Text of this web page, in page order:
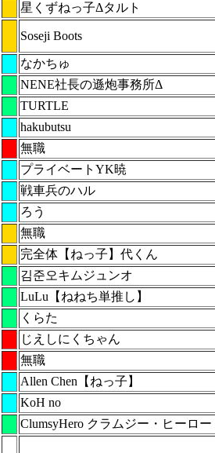
星くずねっ子Δタルト
Soseji Boots
なかちゅ
NENE社長の遜炮事務所Δ
TURTLE
hakubutsu
無職
プライベートYK暁
戦車兵のハル
ろう
無職
完全体【ねっ子】代くん
김준오キムジュンオ
LuLu【ねねち単推し】
くらた
じえしにくちゃん
無職
Allen Chen【ねっ子】
KoH no
ClumsyHero クラムジー・ヒーロー